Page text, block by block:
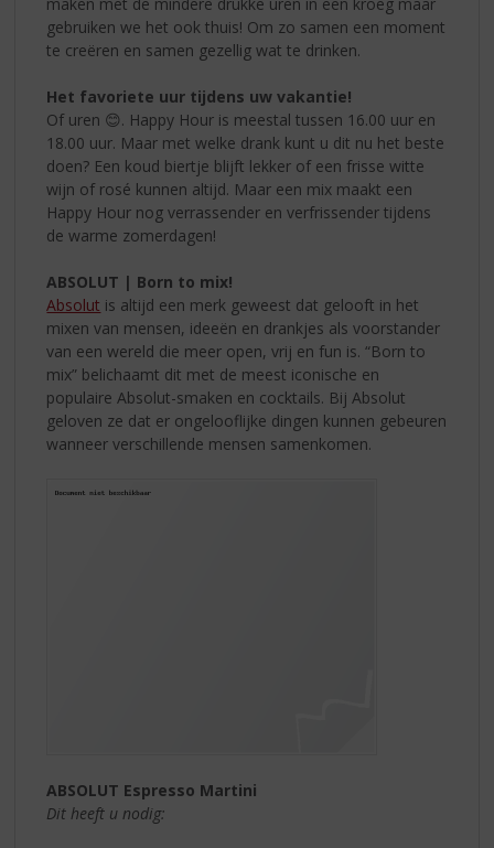
maken met de mindere drukke uren in een kroeg maar
gebruiken we het ook thuis! Om zo samen een moment
te creëren en samen gezellig wat te drinken.
Het favoriete uur tijdens uw vakantie!
Of uren 😊. Happy Hour is meestal tussen 16.00 uur en
18.00 uur. Maar met welke drank kunt u dit nu het beste
doen? Een koud biertje blijft lekker of een frisse witte
wijn of rosé kunnen altijd. Maar een mix maakt een
Happy Hour nog verrassender en verfrissender tijdens
de warme zomerdagen!
ABSOLUT | Born to mix!
Absolut is altijd een merk geweest dat gelooft in het
mixen van mensen, ideeën en drankjes als voorstander
van een wereld die meer open, vrij en fun is. “Born to
mix” belichaamt dit met de meest iconische en
populaire Absolut-smaken en cocktails. Bij Absolut
geloven ze dat er ongelooflijke dingen kunnen gebeuren
wanneer verschillende mensen samenkomen.
ABSOLUT Espresso Martini
Dit heeft u nodig: